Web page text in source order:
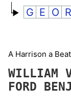
G E O R
A Harrison a
WILLIAM
FORD